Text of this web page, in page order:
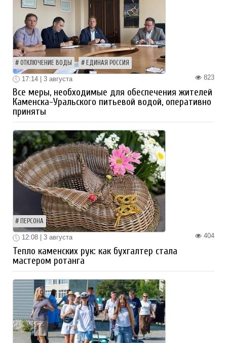
ОТКЛЮЧЕНИЕ ВОДЫ ЕДИНАЯ РОССИЯ
823
17:14 | 3 августа
Все меры, необходимые для обеспечения жителей
Каменска-Уральского питьевой водой, оперативно
приняты
ПЕРСОНА
404
12:08 | 3 августа
Тепло каменских рук: как бухгалтер стала
мастером ротанга